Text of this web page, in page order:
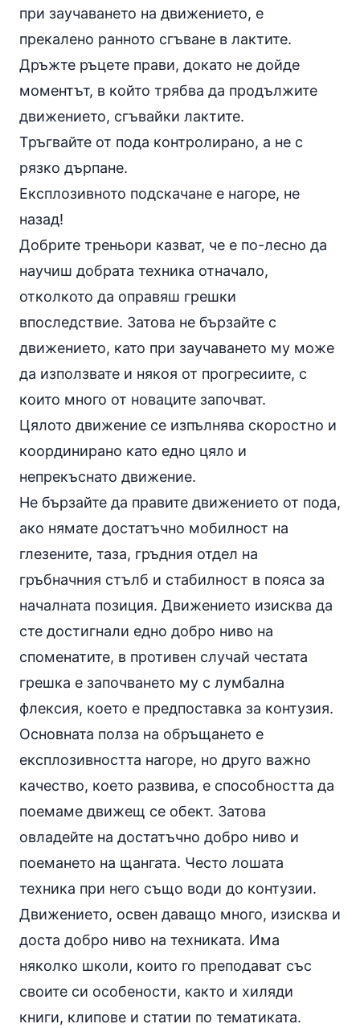
при заучаването на движението, е
прекалено ранното сгъване в лактите.
Дръжте ръцете прави, докато не дойде
моментът, в който трябва да продължите
движението, сгъвайки лактите.
Тръгвайте от пода контролирано, а не с
рязко дърпане.
Експлозивното подскачане е нагоре, не
назад!
Добрите треньори казват, че е по-лесно да
научиш добрата техника отначало,
отколкото да оправяш грешки
впоследствие. Затова не бързайте с
движението, като при заучаването му може
да използвате и някоя от прогресиите, с
които много от новаците започват.
Цялото движение се изпълнява скоростно и
координирано като едно цяло и
непрекъснато движение.
Не бързайте да правите движението от пода,
ако нямате достатъчно мобилност на
глезените, таза, гръдния отдел на
гръбначния стълб и стабилност в пояса за
началната позиция. Движението изисква да
сте достигнали едно добро ниво на
споменатите, в противен случай честата
грешка е започването му с лумбална
флексия, което е предпоставка за контузия.
Основната полза на обръщането е
експлозивността нагоре, но друго важно
качество, което развива, е способността да
поемаме движещ се обект. Затова
овладейте на достатъчно добро ниво и
поемането на щангата. Често лошата
техника при него също води до контузии.
Движението, освен даващо много, изисква и
доста добро ниво на техниката. Има
няколко школи, които го преподават със
своите си особености, както и хиляди
книги, клипове и статии по тематиката.